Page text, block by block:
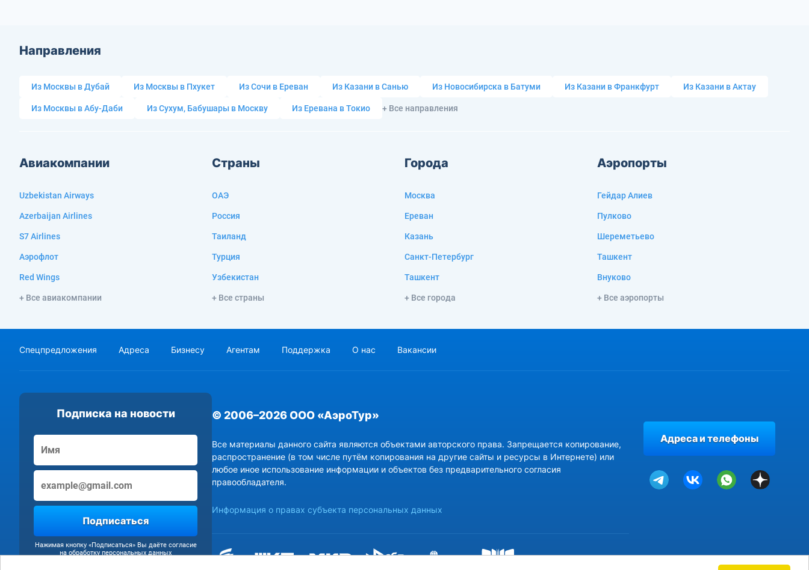
Направления
Из Москвы в Дубай Из Москвы в Пхукет Из Сочи в Ереван Из Казани в Санью Из Новосибирска в Батуми Из Казани в Франкфурт Из Казани в Актау
Из Москвы в Абу-Даби Из Сухум, Бабушары в Москву Из Еревана в Токио + Все направления
Авиакомпании
Uzbekistan Airways
Azerbaijan Airlines
S7 Airlines
Аэрофлот
Red Wings
+ Все авиакомпании
Страны
ОАЭ
Россия
Таиланд
Турция
Узбекистан
+ Все страны
Города
Москва
Ереван
Казань
Санкт-Петербург
Ташкент
+ Все города
Аэропорты
Гейдар Алиев
Пулково
Шереметьево
Ташкент
Внуково
+ Все аэропорты
Спецпредложения Адреса Бизнесу Агентам Поддержка О нас Вакансии
Подписка на новости
Подписаться
Нажимая кнопку «Подписаться» Вы даёте согласие
на обработку персональных данных
© 2006–2026 ООО «АэроТур»
Все материалы данного сайта являются объектами авторского права. Запрещается копирование,
распространение (в том числе путём копирования на другие сайты и ресурсы в Интернете) или
любое иное использование информации и объектов без предварительного согласия
правообладателя.
Информация о правах субъекта персональных данных
Адреса и телефоны